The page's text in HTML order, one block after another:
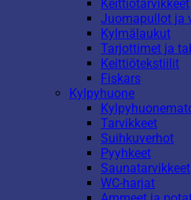
Keittiötarvikkeet
Juomapullot ja
Kylmälaukut
Tarjottimet ja
Keittiötekstiilit
Fiskars
Kylpyhuone
Tarvikkeet
Suihkuverhot
Pyyhkeet
Saunatarvikkeet
WC-harjat